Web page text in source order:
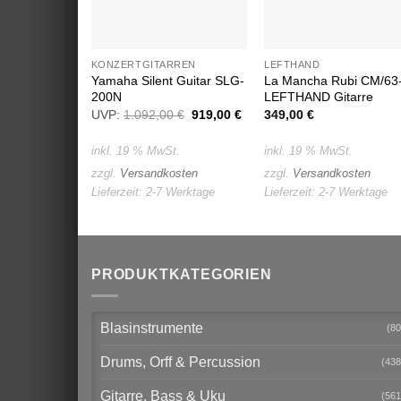
KONZERTGITARREN
Yamaha Silent Guitar SLG-
200N
UVP: 1.092,00€ Ursprünglicher
919,00€ Aktueller
919,00 €.
inkl. 19 % MwSt.
zzgl. Versandkosten
Lieferzeit: 2-7 Werktage
LEFTHAND
La Mancha Rubi CM/63-
LEFTHAND Gitarre
349,00€
inkl. 19 % MwSt.
zzgl. Versandkosten
Lieferzeit:2-7 Werktage
PRODUKTKATEGORIEN
Blasinstrumente
Drums, Orff & Percussion
Gitarre, Bass & Uku